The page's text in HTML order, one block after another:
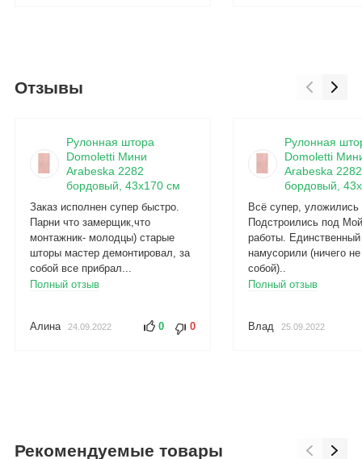
Отзывы
Рулонная штора
Domoletti Мини
Arabeska 2282
бордовый, 43x170 см
Заказ исполнен супер быстро.
Парни что замерщик,что
монтажник- молодцы) старые
шторы мастер демонтировал, за
собой все прибрал...
Полный отзыв
Алина 24.09.2022 0 0
Рулонная
Domoletti
Arabeska 2282
бордовый,
Всё супер, уложились
Подстроились под
работы.
намусорили (ничего
собой)..
Полный отзыв
Влад 25.09.2022
Рекомендуемые товары